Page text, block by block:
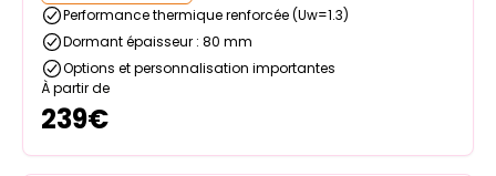
Performance thermique renforcée (Uw=1.3)
Dormant épaisseur : 80 mm
Options et personnalisation importantes
À partir de
239€